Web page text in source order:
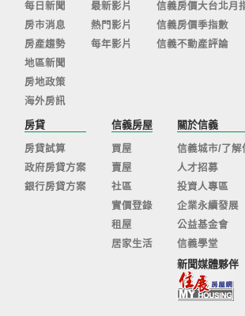
每日新聞
房市消息
房產趨勢
地區新聞
房地政策
海外房訊
最新影片
熱門影片
每年影片
信義房價大台北月
信義房價季指數
信義不動產評論
房貸
房貸試算
政府房貸方案
銀行房貸方案
信義房屋
買屋
賣屋
社區
實價登錄
租屋
居家生活
關於信義
信義城市/了解
人才招募
投資人專區
企業永續發展
公益基金會
信義學堂
新聞媒體夥伴